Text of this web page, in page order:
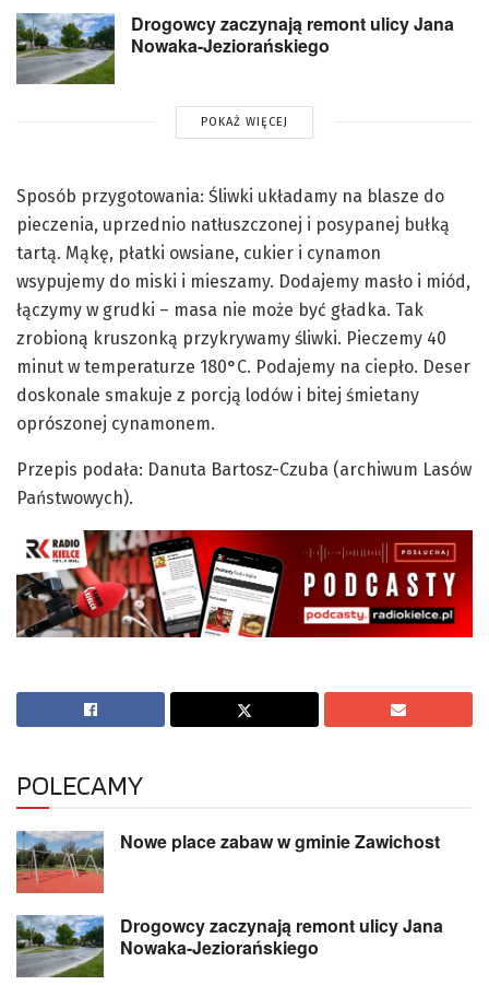
Drogowcy zaczynają remont ulicy Jana
Nowaka-Jeziorańskiego
POKAŻ WIĘCEJ
Sposób przygotowania: Śliwki układamy na blasze do
pieczenia, uprzednio natłuszczonej i posypanej bułką
tartą. Mąkę, płatki owsiane, cukier i cynamon
wsypujemy do miski i mieszamy. Dodajemy masło i miód,
łączymy w grudki – masa nie może być gładka. Tak
zrobioną kruszonką przykrywamy śliwki. Pieczemy 40
minut w temperaturze 180°C. Podajemy na ciepło. Deser
doskonale smakuje z porcją lodów i bitej śmietany
oprószonej cynamonem.
Przepis podała: Danuta Bartosz-Czuba (archiwum Lasów
Państwowych).
POLECAMY
Nowe place zabaw w gminie Zawichost
Drogowcy zaczynają remont ulicy Jana
Nowaka-Jeziorańskiego